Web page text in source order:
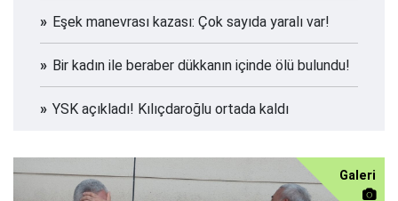
Eşek manevrası kazası: Çok sayıda yaralı var!
Bir kadın ile beraber dükkanın içinde ölü bulundu!
YSK açıkladı! Kılıçdaroğlu ortada kaldı
Galeri